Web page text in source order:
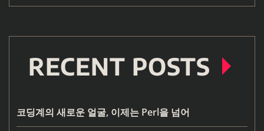
RECENT POSTS
코딩계의 새로운 얼굴, 이제는 Perl을 넘어